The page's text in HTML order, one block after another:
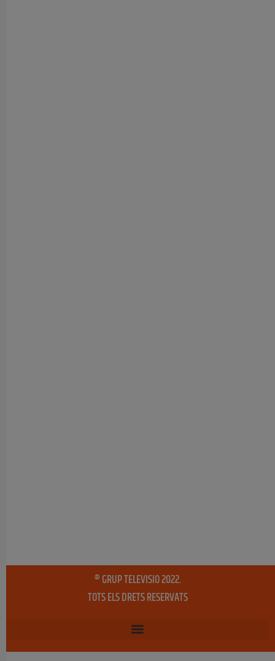
® GRUP TELEVISIO 2022.
TOTS ELS DRETS RESERVATS